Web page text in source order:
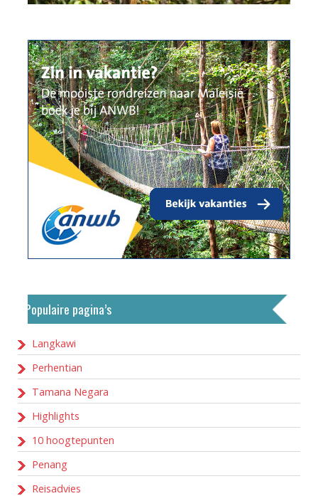
Populaire pagina’s
Langkawi
Perhentian
Tamana Negara
Highlights
10 hoogtepunten
Penang
Reisadvies